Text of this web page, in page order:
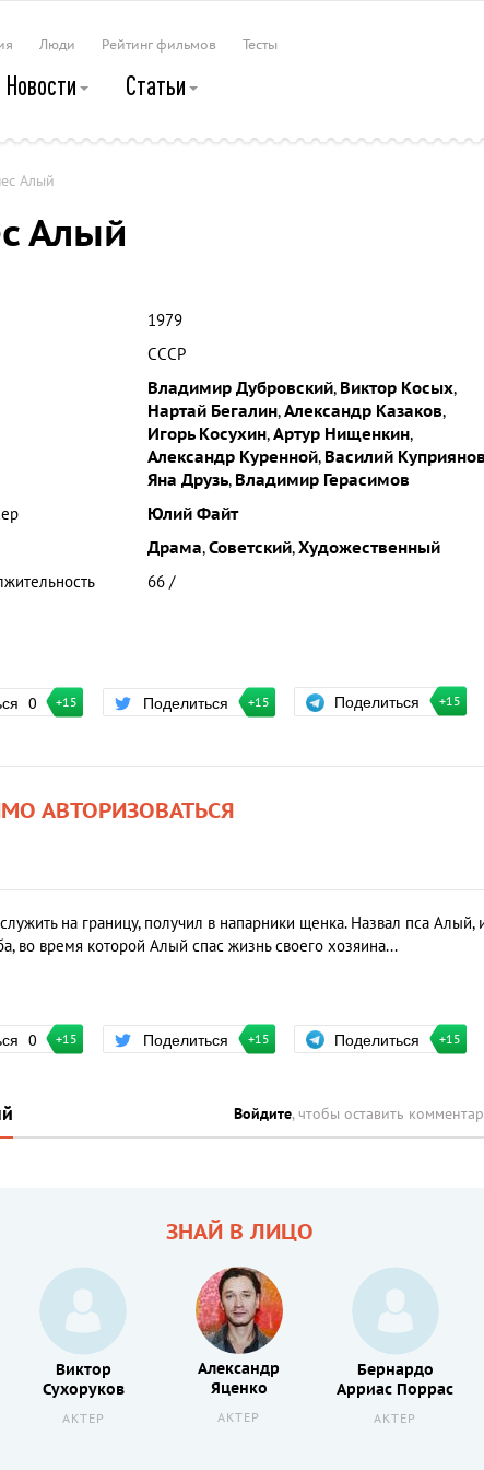
Люди Рейтинг фильмов Тесты
Новости Статьи
Алый
Алый
1979
СССР
Владимир Дубровский, Виктор Косых,
Нартай Бегалин,Александр Казаков,
Игорь Косухин,Артур Нищенкин,
Александр Куренной, Василий Куприянов
Яна Друзь, Владимир Герасимов
Юлий Файт
Драма,Советский,Художественный
66 /
0 +15 Поделиться +15 Поделиться +15
АВТОРИЗОВАТЬСЯ
на границу, получил в напарники щенка. Назвал пса Алый,
во время которой Алый спас жизнь своего хозяина...
0 +15 Поделиться +15 Поделиться +15
Войдите, чтобы оставить
ЗНАЙ В ЛИЦО
Виктор
Сухоруков
АКТЕР
Александр
Яценко
АКТЕР
Бернардо
Арриас Поррас
АКТЕР